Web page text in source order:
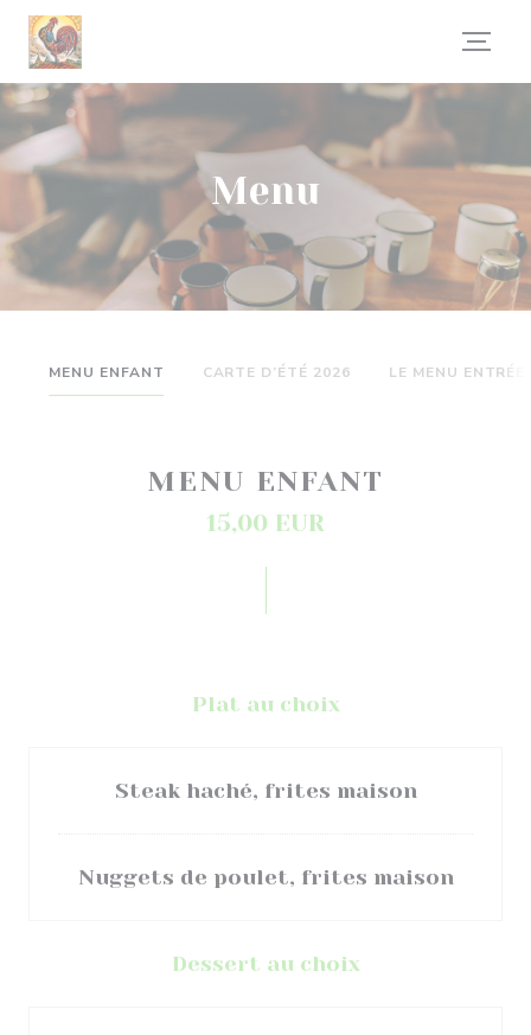
Personalizzazione delle tue scelte sui cookie
Menu
MENU ENFANT CARTE D’ÉTÉ 2026 LE MENU
MENU ENFANT
15,00 EUR
Plat au choix
Steak haché, frites maison
Nuggets de poulet, frites maison
Dessert au choix